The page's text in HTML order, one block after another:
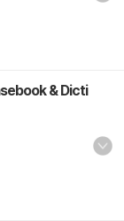
& Dicti